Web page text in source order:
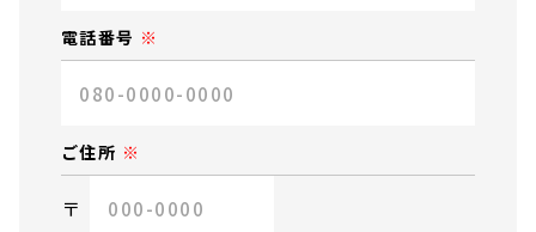
電話番号
ご住所
〒